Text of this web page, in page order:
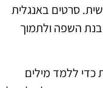
סרטים באנגלית
השפה ולתמוך
כדי ללמד מילים